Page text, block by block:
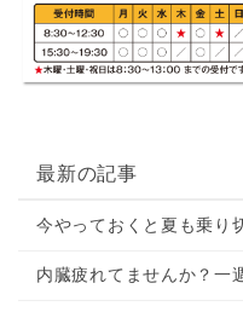
最新の記事
今やっておくと夏も乗り
内臓疲れてませんか？一